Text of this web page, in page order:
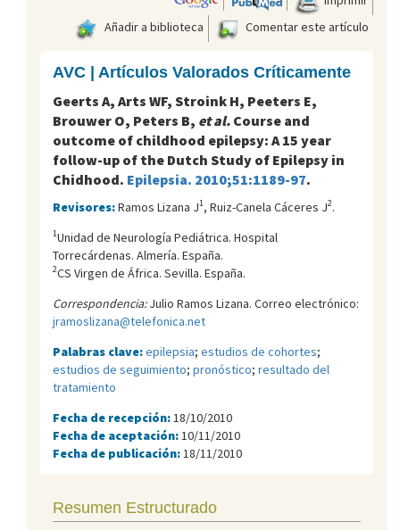
Añadir a biblioteca
Comentar este artículo
AVC | Artículos Valorados Críticamente
Geerts A, Arts WF, Stroink H, Peeters E,
Brouwer O, Peters B, et al. Course and
outcome of childhood epilepsy: A 15 year
follow-up of the Dutch Study of Epilepsy in
Chidhood. Epilepsia. 2010;51:1189-97.
Revisores:Ramos Lizana J1, Ruiz-Canela Cáceres J2.
1Unidad de Neurología Pediátrica. Hospital
Torrecárdenas. Almería. España.
2CS Virgen de África. Sevilla. España.
Correspondencia:Julio Ramos Lizana. Correo electrónico:
jramoslizana@telefonica.net
Palabras clave:epilepsia; estudios de cohortes;
estudios de seguimiento; pronóstico; resultado del
tratamiento
Fecha de recepción: 18/10/2010
Fecha de aceptación: 10/11/2010
Fecha de publicación: 18/11/2010
Resumen Estructurado